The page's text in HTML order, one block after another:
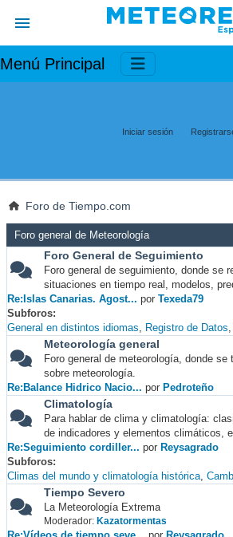
Menú Principal
Iniciar sesión
Foro de Tiempo.com
Foro general de Meteorología
Foro General de Seguimiento
Foro general de seguimiento, donde se
situaciones en tiempo real, modelos,
Re:Islas Canarias. Agost... por Texeda79
Subforos
General en distintos idiomas
Registro de Datos
Meteorología general
Foro general de meteorología, donde se
sobre meteorología.
Re:Balance Hidrico Nacio... por Pedroteño
Climatología
Para hablar de clima y climatología:
de indicadores y elementos climáticos,
Re:Seguimiento cordiller... por Reysagrado
Subforos
Climas del mundo y climatología histórica
Tiempo Severo
La Meteorología Extrema
Moderador: Kazatormentas